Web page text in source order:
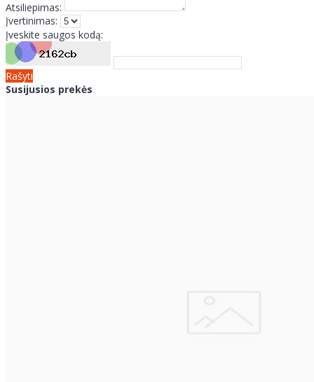
Atsiliepimas:
Įvertinimas:
Įveskite saugos kodą:
Rašyti
Susijusios prekės